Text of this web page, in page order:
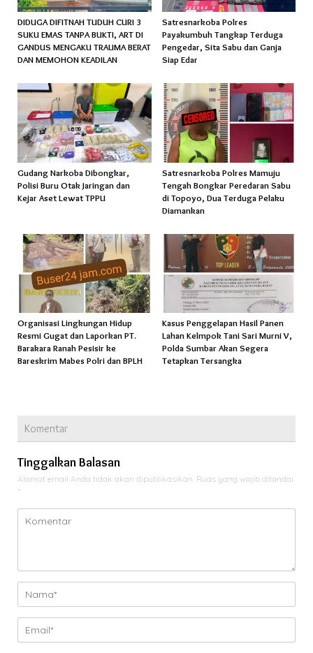
DIDUGA DIFITNAH TUDUH CURI 3
SUKU EMAS TANPA BUKTI, ART DI
GANDUS MENGAKU TRAUMA BERAT
DAN MEMOHON KEADILAN
Satresnarkoba Polres
Payakumbuh Tangkap Terduga
Pengedar, Sita Sabu dan Ganja
Siap Edar
Gudang Narkoba Dibongkar,
Polisi Buru Otak Jaringan dan
Kejar Aset Lewat TPPU
Satresnarkoba Polres Mamuju
Tengah Bongkar Peredaran Sabu
di Topoyo, Dua Terduga Pelaku
Diamankan
Organisasi Lingkungan Hidup
Resmi Gugat dan Laporkan PT.
Barakara Ranah Pesisir ke
Bareskrim Mabes Polri dan BPLH
Kasus Penggelapan Hasil Panen
Lahan Kelmpok Tani Sari Murni V,
Polda Sumbar Akan Segera
Tetapkan Tersangka
Komentar
Tinggalkan Balasan
Alamat email Anda tidak akan dipublikasikan. Ruas yang wajib ditandai
*